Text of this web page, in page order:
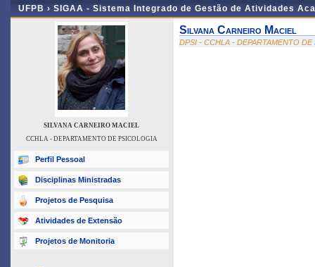
UFPB › SIGAA - Sistema Integrado de Gestão de Atividades
SILVANA CARNEIRO MACIEL
CCHLA - DEPARTAMENTO DE PSICOLOGIA
Perfil Pessoal
Disciplinas Ministradas
Projetos de Pesquisa
Atividades de Extensão
Projetos de Monitoria
Silvana Carneiro Maciel
DPSI - CCHLA - DEPARTAMENTO